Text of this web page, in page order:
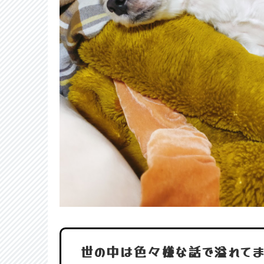
世の中は色々嫌な話で溢れて